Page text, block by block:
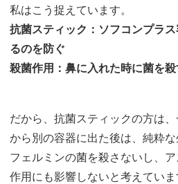
私はこう捉えています。
抗菌スティック：ソフコンプラ
るのを防ぐ
殺菌作用：鼻に入れた時に菌を殺
だから、抗菌スティックの方は
から別の容器に出た後は、純粋
フェルミンの菌を殺さないし、
作用にも影響しないと考えていま